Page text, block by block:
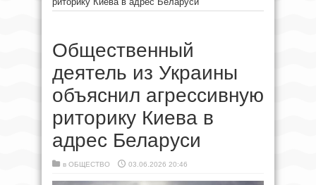
Общественный
деятель из Украины
объяснил агрессивную
риторику Киева в
адрес Беларуси
в ОБЩЕСТВО 03.06.2026 20:46